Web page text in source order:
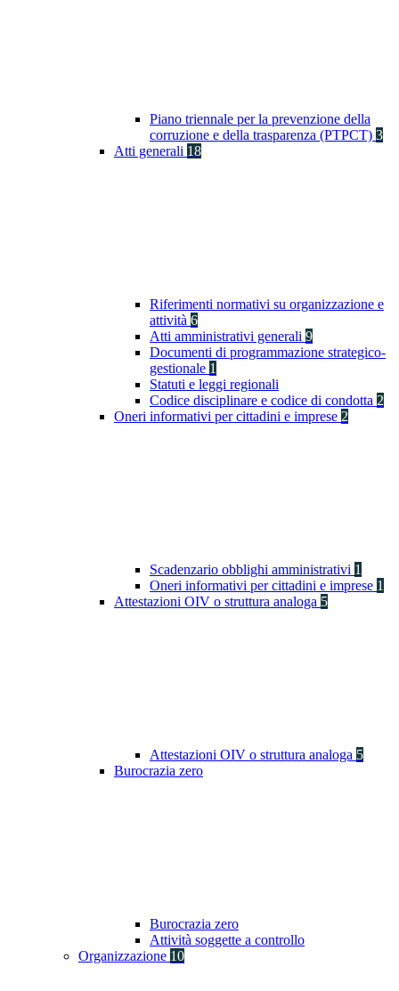
Piano triennale per la prevenzione della
corruzione e della trasparenza (PTPCT) 3
Atti generali 18
Riferimenti normativi su organizzazione e
attività 6
Atti amministrativi generali 9
Documenti di programmazione strategico-
gestionale 1
Statuti e leggi regionali
Codice disciplinare e codice di condotta 2
Oneri informativi per cittadini e imprese 2
Scadenzario obblighi amministrativi 1
Oneri informativi per cittadini e imprese 1
Attestazioni OIV o struttura analoga 5
Attestazioni OIV o struttura analoga 5
Burocrazia zero
Burocrazia zero
Attività soggette a controllo
Organizzazione 10